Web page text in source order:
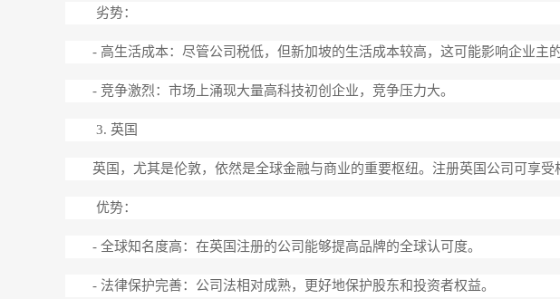
劣势：
- 高生活成本：尽管公司税低，但新加坡的生活成本较高，这可能影响企业主的
- 竞争激烈：市场上涌现大量高科技初创企业，竞争压力大。
3. 英国
英国，尤其是伦敦，依然是全球金融与商业的重要枢纽。注册英国公司可享受
优势：
- 全球知名度高：在英国注册的公司能够提高品牌的全球认可度。
- 法律保护完善：公司法相对成熟，更好地保护股东和投资者权益。